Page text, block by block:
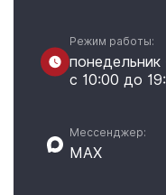
Режим работы:
понедельник
с 10:00 до
Мессенджер:
MAX